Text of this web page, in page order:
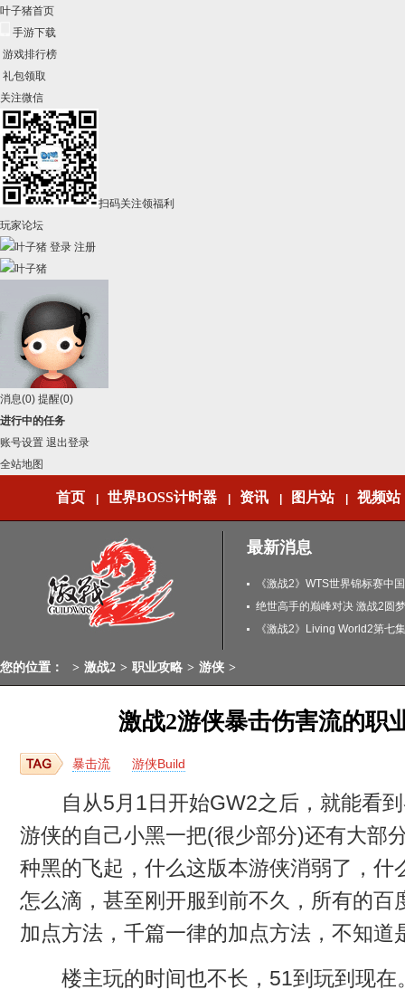
叶子猪首页
手游下载
游戏排行榜
礼包领取
关注微信
扫码关注领福利
玩家论坛
登录 注册
消息(0) 提醒(0)
进行中的任务
账号设置 退出登录
全站地图
首页 世界BOSS计时器 资讯 图片站 视频站
最新消息
《激战2》WTS世界锦标赛中
闻
绝世高手的巅峰对决 激战2圆
《激战2》Living World2第七
您的位置： > 激战2 > 职业攻略 > 游侠 >
激战2游侠暴击伤害流的职
暴击流 游侠Build
自从5月1日开始GW2之后，就能看到
游侠的自己小黑一把(很少部分)还有大部
种黑的飞起，什么这版本游侠消弱了，什
怎么滴，甚至刚开服到前不久，所有的百
加点方法，千篇一律的加点方法，不知道
楼主玩的时间也不长，51到玩到现在